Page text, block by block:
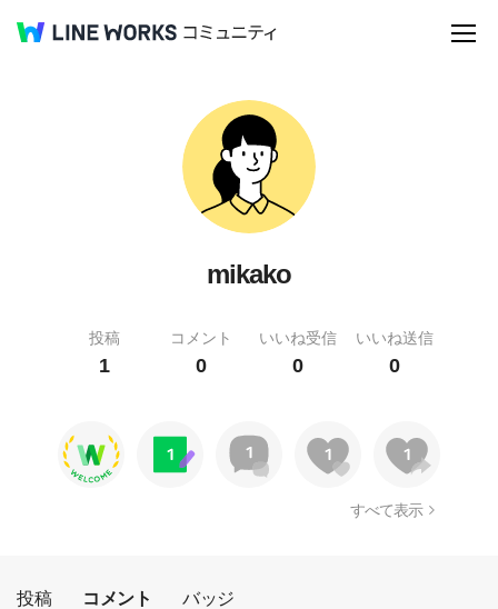
mikako
投稿
1
コメント
0
いいね受信
0
いいね送信
0
すべて表示
投稿 コメント バッジ